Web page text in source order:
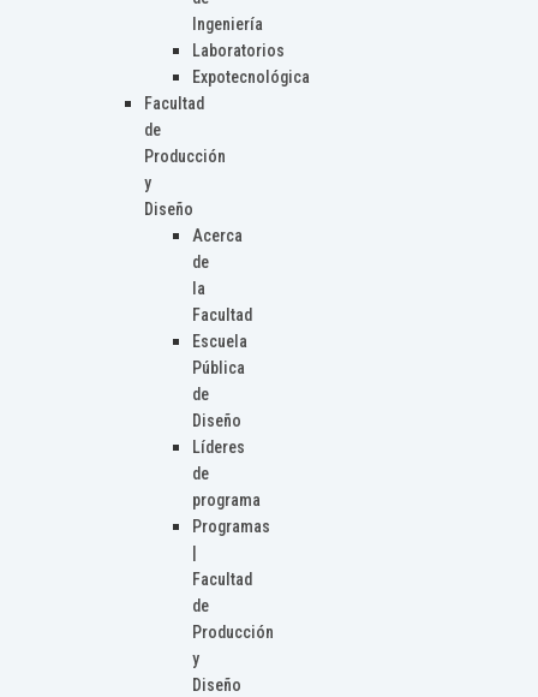
Ingeniería
Laboratorios
Expotecnológica
Facultad
de
Producción
y
Diseño
Acerca
de
la
Facultad
Escuela
Pública
de
Diseño
Líderes
de
programa
Programas
Facultad
de
Producción
y
Diseño